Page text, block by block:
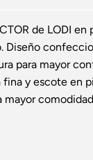
de LODI en
Diseño
para mayor
y escote en